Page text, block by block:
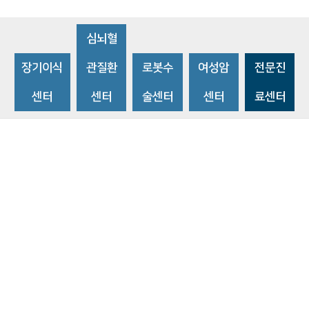
장기이식
센터
심뇌혈
관질환
센터
로봇수
술센터
여성암
센터
전문진
료센터